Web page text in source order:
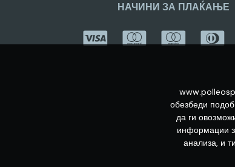
НАЧИНИ ЗА ПЛАЌАЊЕ
обезбеди
да ги
информации
анализа, и